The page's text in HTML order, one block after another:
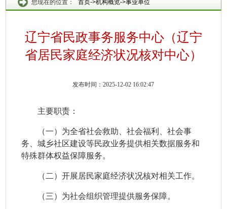
您现在的位置： 首页->机构概览->事业单位
辽宁省民政事务服务中心（辽宁
省居民家庭经济状况核对中心）
发布时间：2025-12-02 16:02:47
主要职责：
（一）为全省社会救助、社会福利、社会事
务、城乡社区建设等民政业务提供相关数据服务和
特殊群体权益保障服务。
（二）开展居民家庭经济状况核对相关工作。
（三）为社会组织管理提供服务保障。